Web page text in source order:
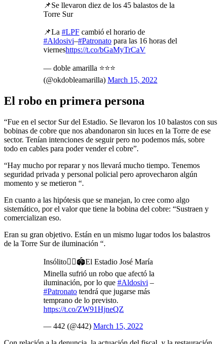
📌Se llevaron diez de los 45 balastos de la
Torre Sur
📌La #LPF cambió el horario de
#Aldosivi–#Patronato para las 16 horas del
vierneshttps://t.co/bGaMyTrCaV
— doble amarilla ⭐️⭐️⭐️
(@okdobleamarilla) March 15, 2022
El robo en primera persona
“Fue en el sector Sur del Estadio. Se llevaron los 10 balastos con sus
bobinas de cobre que nos abandonaron sin luces en la Torre de ese
sector. Tenían intenciones de seguir pero no podemos más, sobre
todo en cables para poder vender el cobre”.
“Hay mucho por reparar y nos llevará mucho tiempo. Tenemos
seguridad privada y personal policial pero aprovecharon algún
momento y se metieron “.
En cuanto a las hipótesis que se manejan, lo cree como algo
sistemático, por el valor que tiene la bobina del cobre: “Sustraen y
comercializan eso.
Eran su gran objetivo. Están en un mismo lugar todos los balastros
de la Torre Sur de iluminación “.
Insólito🤦‍♂️🏟️El Estadio José María
Minella sufrió un robo que afectó la
iluminación, por lo que #Aldosivi –
#Patronato tendrá que jugarse más
temprano de lo previsto.
https://t.co/ZW91HjneQZ
— 442 (@442) March 15, 2022